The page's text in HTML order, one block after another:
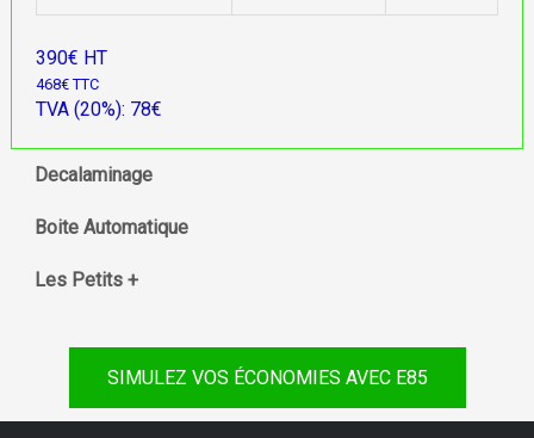
390€ HT
468€ TTC
TVA (20%): 78€
Decalaminage
Boite Automatique
Les Petits +
SIMULEZ VOS ÉCONOMIES AVEC E85